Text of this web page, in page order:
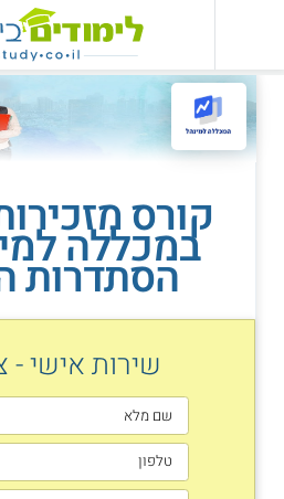
קורס
במכללה
הסתדרות
שירות אישי -